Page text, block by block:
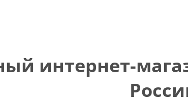
интернет-